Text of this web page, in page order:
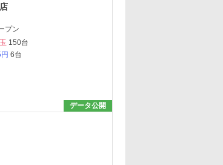
プン
150台
6台
データ公開